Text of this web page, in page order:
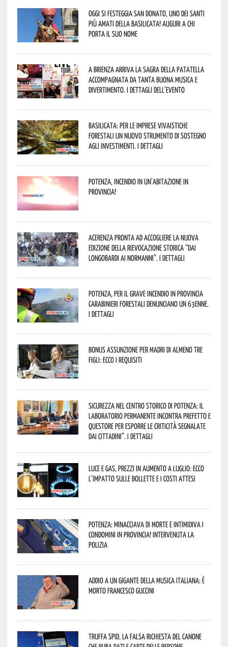
Oggi si festeggia San Donato, uno dei Santi
più amati della Basilicata! Auguri a chi
porta il suo nome
A Brienza arriva la Sagra della Patatella
accompagnata da tanta buona musica e
divertimento. I dettagli dell’evento
Basilicata: per le imprese vivaistiche
forestali un nuovo strumento di sostegno
agli investimenti. I dettagli
Potenza, incendio in un’abitazione in
provincia!
Acerenza pronta ad accogliere la nuova
edizione della rievocazione storica “Dai
Longobardi ai Normanni”. I dettagli
Potenza, per il grave incendio in Provincia
Carabinieri forestali denunciano un 63enne.
I dettagli
Bonus assunzione per madri di almeno tre
figli: ecco i requisiti
Sicurezza nel Centro Storico di Potenza: il
Laboratorio Permanente incontra Prefetto e
Questore per esporre le criticità segnalate
dai cittadini”. I dettagli
Luce e gas, prezzi in aumento a luglio: ecco
l’impatto sulle bollette e i costi attesi
Potenza: minacciava di morte e intimidiva i
condomini in provincia! Intervenuta la
Polizia
Addio a un gigante della musica italiana: è
morto Francesco Guccini
Truffa Spid, la falsa richiesta del canone